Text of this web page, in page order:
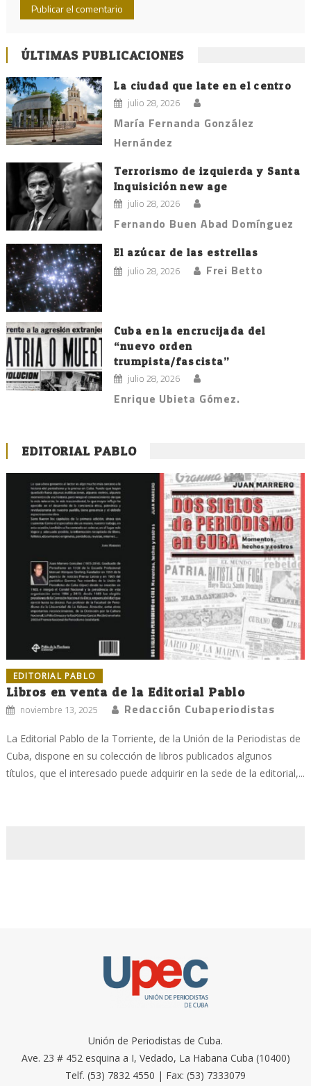
ÚLTIMAS PUBLICACIONES
La ciudad que late en el centro
julio 28, 2026
María Fernanda González
Hernández
Terrorismo de izquierda y Santa
Inquisición new age
julio 28, 2026
Fernando Buen Abad Domínguez
El azúcar de las estrellas
julio 28, 2026 Frei Betto
Cuba en la encrucijada del
“nuevo orden
trumpista/fascista”
julio 28, 2026
Enrique Ubieta Gómez.
EDITORIAL PABLO
EDITORIAL PABLO
Libros en venta de la Editorial Pablo
noviembre 13, 2025 Redacción Cubaperiodistas
La Editorial Pablo de la Torriente, de la Unión de la Periodistas de
Cuba, dispone en su colección de libros publicados algunos
títulos, que el interesado puede adquirir en la sede de la editorial,...
Unión de Periodistas de Cuba.
Ave. 23 # 452 esquina a I, Vedado, La Habana Cuba (10400)
Telf. (53) 7832 4550 | Fax: (53) 7333079